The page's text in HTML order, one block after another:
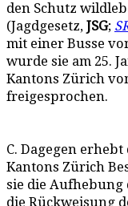
den Schutz
(Jagdgesetz, JSG;
mit einer Busse
wurde sie am 25.
Kantons Zürich
freigesprochen.
C. Dagegen
Kantons Zürich
sie die
die Rückweisung